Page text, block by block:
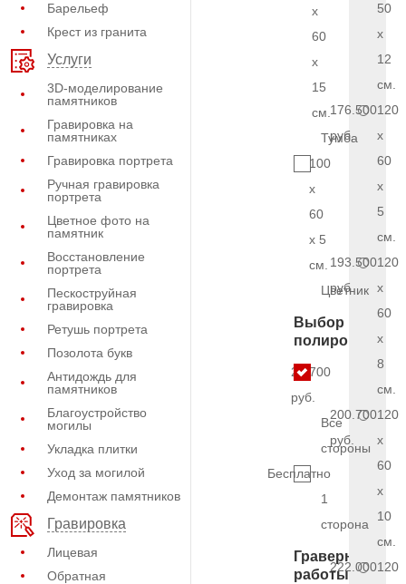
Барельеф
Крест из гранита
Услуги
3D-моделирование
памятников
Гравировка на
памятниках
Гравировка портрета
Ручная гравировка
портрета
Цветное фото на
памятник
Восстановление
портрета
Пескоструйная
гравировка
Ретушь портрета
Позолота букв
Антидождь для
памятников
Благоустройство
могилы
Укладка плитки
Уход за могилой
Демонтаж памятников
Гравировка
Лицевая
Обратная
x
60
x
15
см.
Тумба
100
x
60
x 5
см.
Цветник
Выбор
полировки
21.700
руб.
Все
стороны
Бесплатно
1
сторона
Граверные
работы
50
x
12
см.
176.500
руб.
120
x
60
x
5
см.
193.500
руб.
120
x
60
x
8
см.
200.700
руб.
120
x
60
x
10
см.
222.000120